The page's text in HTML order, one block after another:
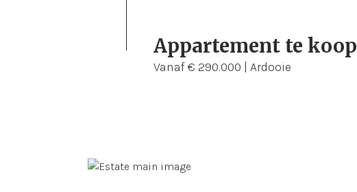
2 87 m² 75 m²
Appartement te koop
Vanaf € 290.000 | Ardooie